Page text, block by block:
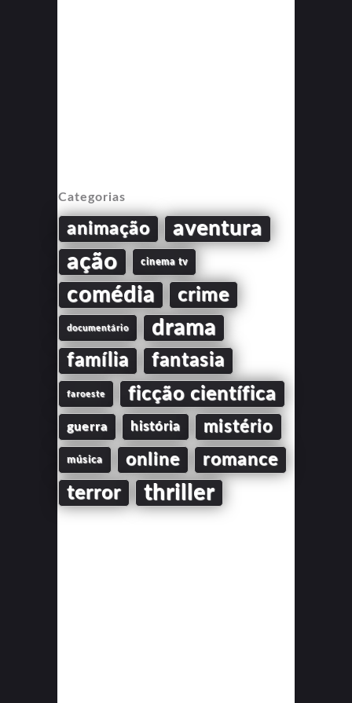
Categorias
animação aventura
ação cinema tv
comédia crime
documentário drama
família fantasia
faroeste ficção científica
guerra história mistério
música online romance
terror thriller